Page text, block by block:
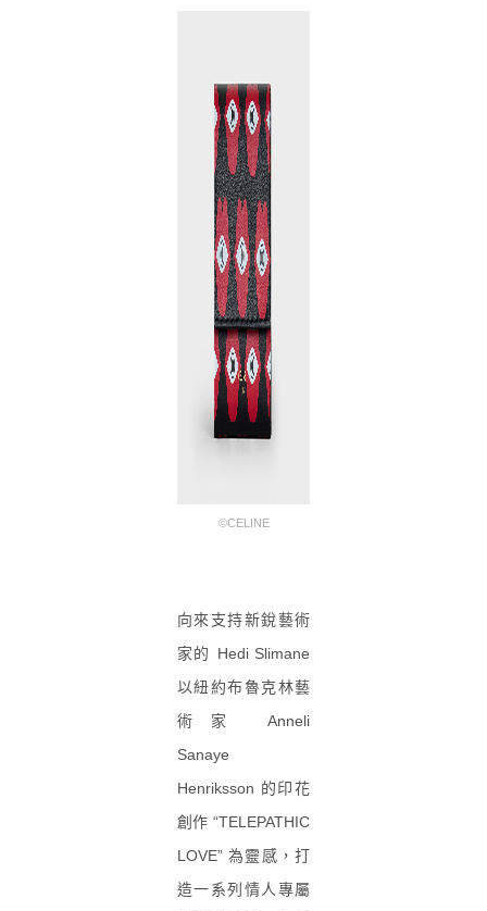
©CELINE
向來支持新銳藝術
家的 Hedi Slimane
以紐約布魯克林藝
術家 Anneli
Sanaye
Henriksson 的印花
創作 “TELEPATHIC
LOVE” 為靈感，打
造一系列情人專屬